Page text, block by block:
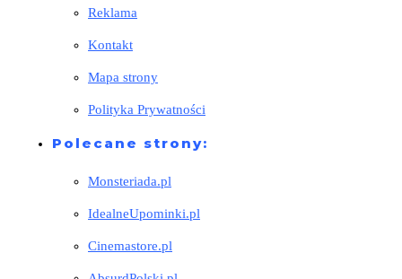
Reklama
Kontakt
Mapa strony
Polityka Prywatności
Polecane strony:
Monsteriada.pl
IdealneUpominki.pl
Cinemastore.pl